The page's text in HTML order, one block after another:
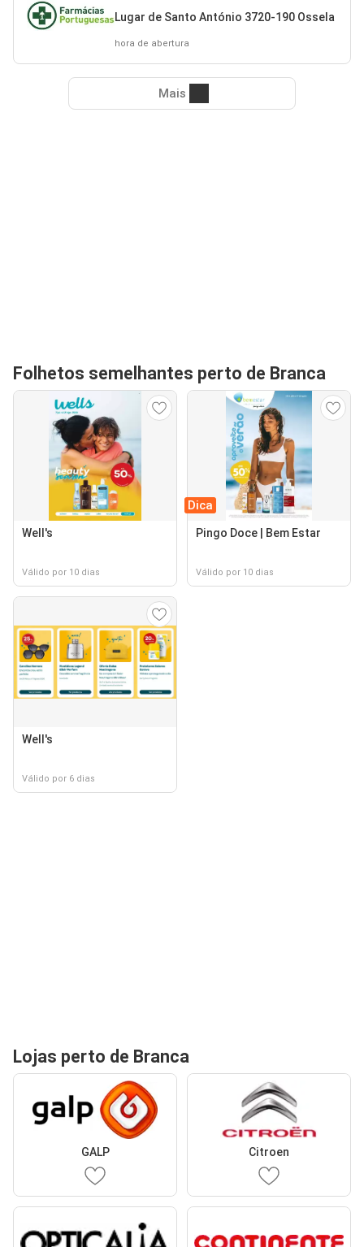
Lugar de Santo António 3720-190 Ossela
hora de abertura
Mais
Folhetos semelhantes perto de Branca
Well's
Válido por 10 dias
Dica
Pingo Doce | Bem Estar
Válido por 10 dias
Well's
Válido por 6 dias
Lojas perto de Branca
GALP Citroen